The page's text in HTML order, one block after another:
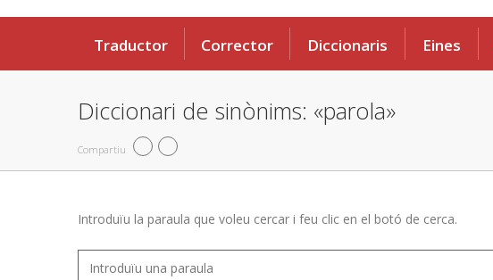
Traductor Corrector Diccionaris Eines
Diccionari de sinònims: «parola»
Compartiu
Introduïu la paraula que voleu cercar i feu clic en el botó de cerca.